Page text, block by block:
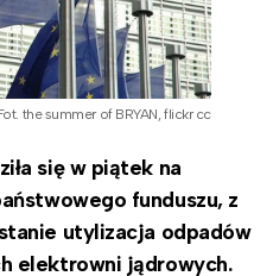
the summer of BRYAN, flickr cc
się w piątek na
funduszu, z
utylizacja odpadów
elektrowni jądrowych.